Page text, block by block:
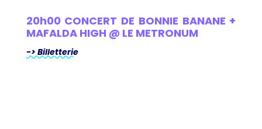
20h00 CONCERT DE BONNIE BANANE +
MAFALDA HIGH @ LE METRONUM
-> Billetterie